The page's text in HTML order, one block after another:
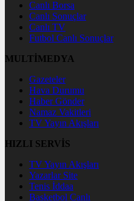
Canlı Borsa
Canlı Sonuçlar
Canlı TV
Futbol Canlı Sonuçlar
MULTİMEDYA
Gazeteler
Hava Durumu
Haber Gönder
Namaz Vakitleri
TV Yayın Akışları
HIZLI SERVİS
TV Yayın Akışları
Yazarlar Site
Tenis İddaa
Basketbol Canlı